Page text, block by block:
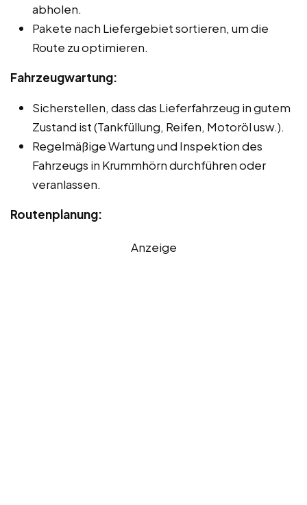
abholen.
Pakete nach Liefergebiet sortieren, um die
Route zu optimieren.
Fahrzeugwartung:
Sicherstellen, dass das Lieferfahrzeug in gutem
Zustand ist (Tankfüllung, Reifen, Motoröl usw.).
Regelmäßige Wartung und Inspektion des
Fahrzeugs in Krummhörn durchführen oder
veranlassen.
Routenplanung:
Anzeige